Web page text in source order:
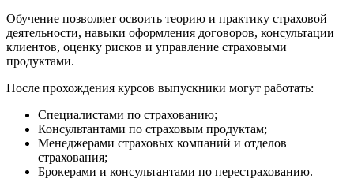
Обучение позволяет освоить теорию и практику страховой
деятельности, навыки оформления договоров, консультации
клиентов, оценку рисков и управление страховыми
продуктами.
После прохождения курсов выпускники могут работать:
Специалистами по страхованию;
Консультантами по страховым продуктам;
Менеджерами страховых компаний и отделов
страхования;
Брокерами и консультантами по перестрахованию.